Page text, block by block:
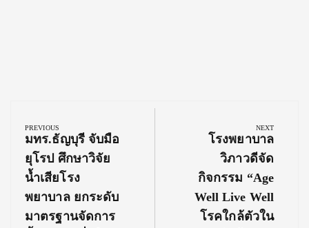
navigation
PREVIOUS
Previous
Post:
มทร.ธัญบุรี จับมือ
ยุโรป ศึกษาวิจัย
น้ำเสียโรง
พยาบาล ยกระดับ
มาตรฐานจัดการ
NEXT
Next
Post:
โรงพยาบาล
วิภาวดีจัด
กิจกรรม “Age
Well Live Well
โรคใกล้ตัวใน